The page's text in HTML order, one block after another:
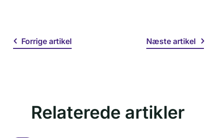
Forrige artikel Næste artikel
Relaterede artikler